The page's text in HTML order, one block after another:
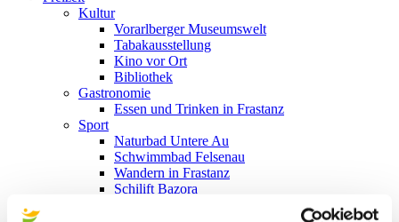
Kultur
Vorarlberger Museumswelt
Tabakausstellung
Kino vor Ort
Bibliothek
Gastronomie
Essen und Trinken in Frastanz
Sport
Naturbad Untere Au
Schwimmbad Felsenau
Wandern in Frastanz
Schilift Bazora